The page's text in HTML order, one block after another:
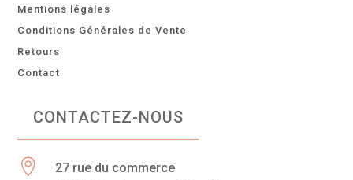
Mentions légales
Conditions Générales de Vente
Retours
Contact
CONTACTEZ-NOUS

27 rue du commerce